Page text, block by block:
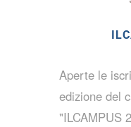
Aperte le
edizione del
"ILCAMPUS